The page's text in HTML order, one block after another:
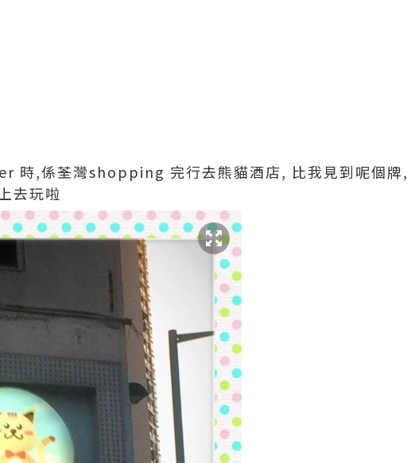
時,係荃灣shopping 完行去熊貓酒店, 比我見到呢個牌,
去玩啦